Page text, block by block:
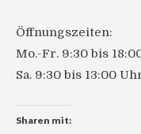
Öffnungszeiten:
Mo.-Fr. 9:30 bis
Sa. 9:30 bis 13:00
Sharen mit: